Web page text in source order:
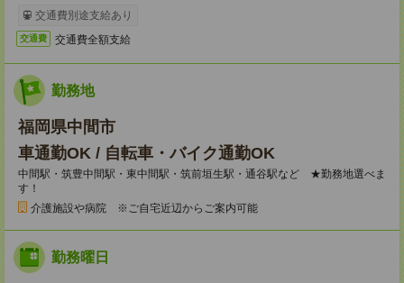
交通費別途支給あり
交通費 交通費全額支給
勤務地
福岡県中間市
車通勤OK / 自転車・バイク通勤OK
中間駅・筑豊中間駅・東中間駅・筑前垣生駅・通谷駅など ★勤務地選べま
す！
介護施設や病院 ※ご自宅近辺からご案内可能
勤務曜日